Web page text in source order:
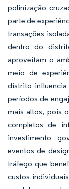
polinização
parte de
transações
dentro do
aproveitam o
meio de
distrito
períodos de
mais altos, pois
completos de
investimento
eventos de
tráfego que
custos